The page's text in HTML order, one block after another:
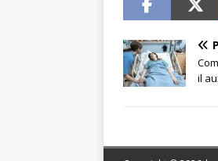
il